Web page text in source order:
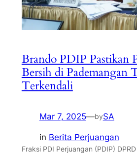
Brando PDIP Pastikan
Bersih di Pademangan
Terkendali
Mar 7, 2025—bySA
in Berita Perjuangan
Fraksi PDI Perjuangan (PDIP)